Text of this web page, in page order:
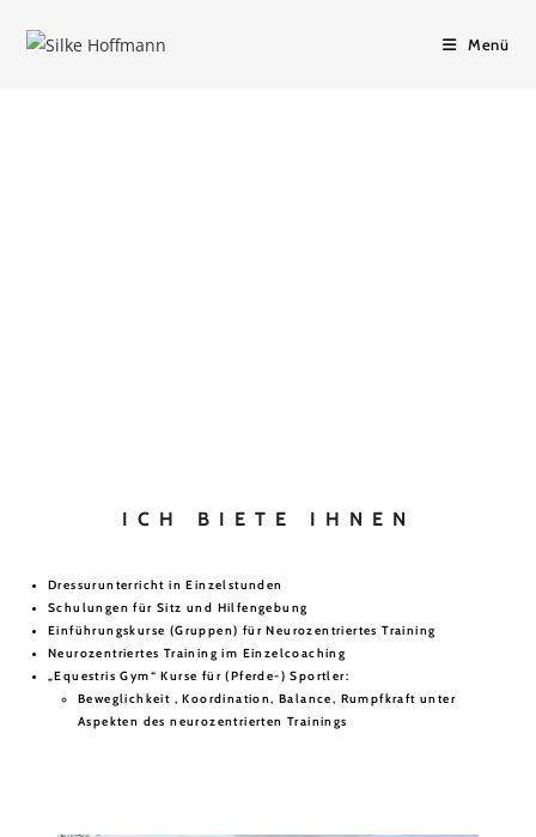
Menü
ICH BIETE IHNEN
Dressurunterricht in Einzelstunden
Schulungen für Sitz und Hilfengebung
Einführungskurse (Gruppen) für Neurozentriertes Training
Neurozentriertes Training im Einzelcoaching
„Equestris Gym“ Kurse für (Pferde-) Sportler:
Beweglichkeit , Koordination, Balance, Rumpfkraft unter
Aspekten des neurozentrierten Trainings